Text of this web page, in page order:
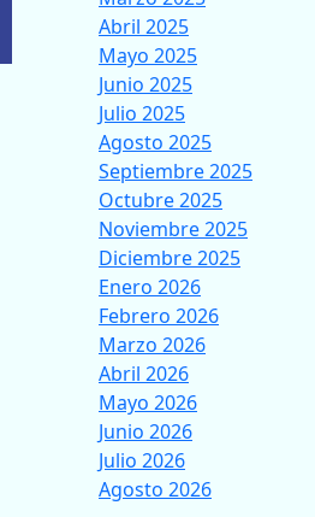
Abril 2025
Mayo 2025
Junio 2025
Julio 2025
Agosto 2025
Septiembre 2025
Octubre 2025
Noviembre 2025
Diciembre 2025
Enero 2026
Febrero 2026
Marzo 2026
Abril 2026
Mayo 2026
Junio 2026
Julio 2026
Agosto 2026